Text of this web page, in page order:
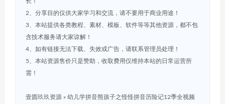
长！
2、分享目的仅供大家学习和交流，请不要用于商业用途！
3、本站提供各类教程、素材、模板、软件等等其他资源，都不包
含技术服务请大家谅解！
4、如有链接无法下载、失效或广告，请联系管理员处理！
5、本站资源售价只是赞助，收取费用仅维持本站的日常运营所
需！
壹圆玖玖资源 » 幼儿学拼音熊孩子之怪怪拼音历险记12季全视频